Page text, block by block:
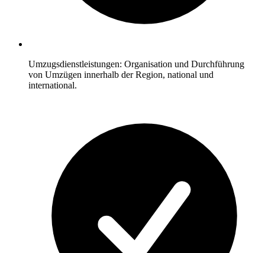
Umzugsdienstleistungen: Organisation und Durchführung
von Umzügen innerhalb der Region, national und
international.